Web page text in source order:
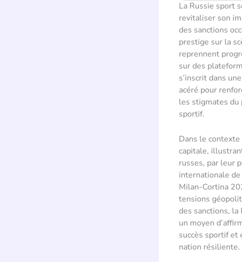
La Russie sport
revitaliser son
des sanctions
prestige sur la
reprennent
sur des
s’inscrit dans
acéré pour
les stigmates
sportif.
Dans le
capitale,
russes, par leur
internationale
Milan-Cortina
tensions
des sanctions,
un moyen
succès sportif et
nation résiliente.